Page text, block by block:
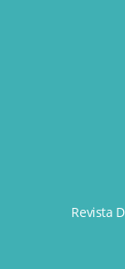
Revista